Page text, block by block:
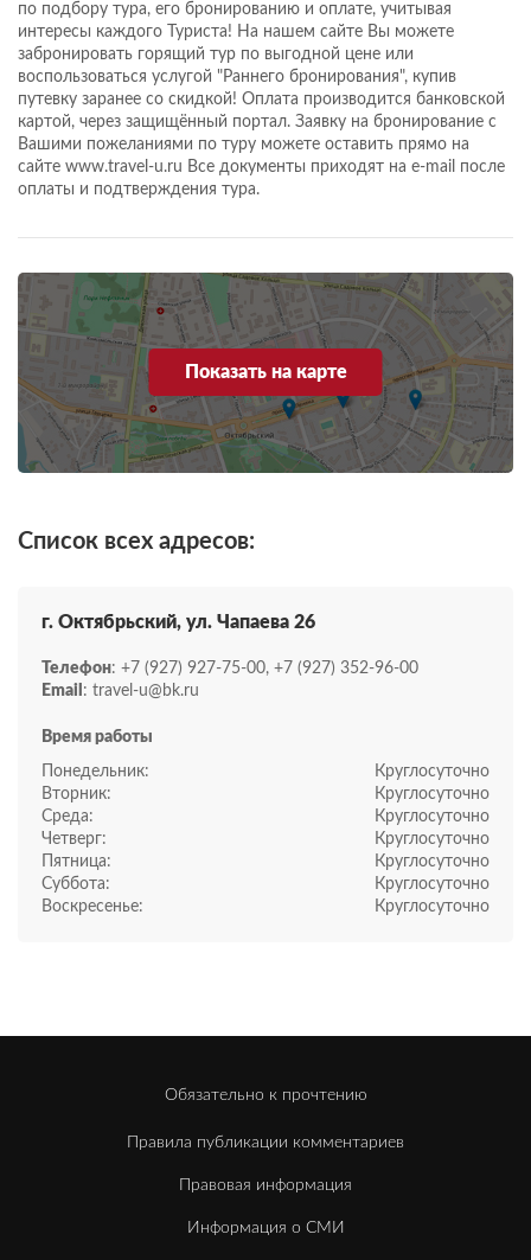
по подбору тура, его бронированию и оплате, учитывая
интересы каждого Туриста! На нашем сайте Вы можете
забронировать горящий тур по выгодной цене или
воспользоваться услугой "Раннего бронирования", купив
путевку заранее со скидкой! Оплата производится банковской
картой, через защищённый портал. Заявку на бронирование с
Вашими пожеланиями по туру можете оставить прямо на
сайте www.travel-u.ru Все документы приходят на e-mail после
оплаты и подтверждения тура.
Показать на карте
Список всех адресов:
г. Октябрьский, ул. Чапаева 26
Телефон: +7 (927) 927-75-00, +7 (927) 352-96-00
Email : travel-u@bk.ru
Время работы
Понедельник:
Круглосуточно
Вторник:
Круглосуточно
Среда:
Круглосуточно
Четверг:
Круглосуточно
Пятница:
Круглосуточно
Суббота:
Круглосуточно
Воскресенье:
Круглосуточно
Обязательно к прочтению
Правила публикации комментариев
Правовая информация
Информация о СМИ